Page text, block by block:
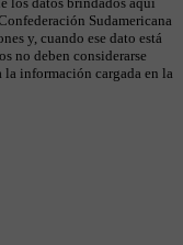
Sudamericana
y, cuando ese dato está
no deben considerarse
información cargada en la